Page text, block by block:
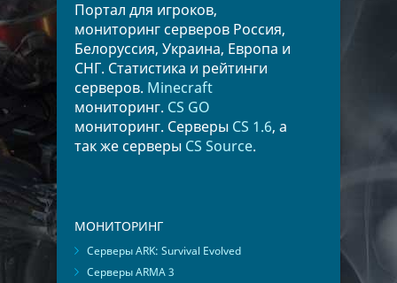
Портал для игроков,
мониторинг серверов Россия,
Белоруссия, Украина, Европа и
СНГ. Статистика и рейтинги
серверов. Minecraft
мониторинг. CS GO
мониторинг. Серверы CS 1.6, а
так же серверы CS Source.
МОНИТОРИНГ
Серверы ARK: Survival Evolved
Серверы ARMA 3